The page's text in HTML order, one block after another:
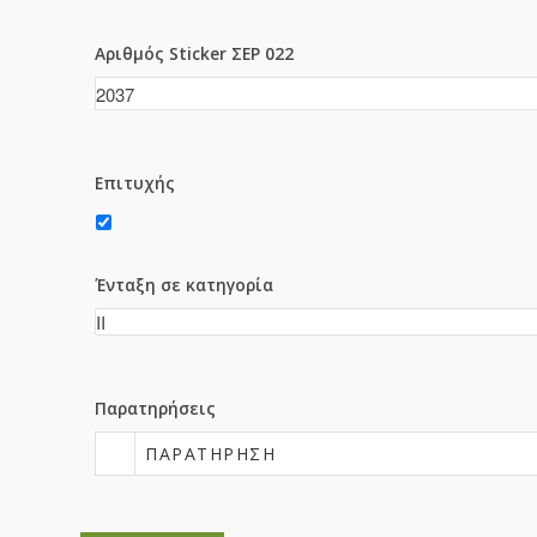
Αριθμός Sticker ΣΕΡ 022
Επιτυχής
Ένταξη σε κατηγορία
Παρατηρήσεις
ΠΑΡΑΤΉΡΗΣΗ